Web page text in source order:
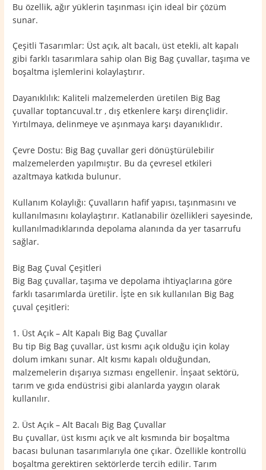
Bu özellik, ağır yüklerin taşınması için ideal bir çözüm
sunar.
Çeşitli Tasarımlar: Üst açık, alt bacalı, üst etekli, alt kapalı
gibi farklı tasarımlara sahip olan Big Bag çuvallar, taşıma ve
boşaltma işlemlerini kolaylaştırır.
Dayanıklılık: Kaliteli malzemelerden üretilen Big Bag
çuvallar toptancuval.tr , dış etkenlere karşı dirençlidir.
Yırtılmaya, delinmeye ve aşınmaya karşı dayanıklıdır.
Çevre Dostu: Big Bag çuvallar geri dönüştürülebilir
malzemelerden yapılmıştır. Bu da çevresel etkileri
azaltmaya katkıda bulunur.
Kullanım Kolaylığı: Çuvalların hafif yapısı, taşınmasını ve
kullanılmasını kolaylaştırır. Katlanabilir özellikleri sayesinde,
kullanılmadıklarında depolama alanında da yer tasarrufu
sağlar.
Big Bag Çuval Çeşitleri
Big Bag çuvallar, taşıma ve depolama ihtiyaçlarına göre
farklı tasarımlarda üretilir. İşte en sık kullanılan Big Bag
çuval çeşitleri:
1. Üst Açık – Alt Kapalı Big Bag Çuvallar
Bu tip Big Bag çuvallar, üst kısmı açık olduğu için kolay
dolum imkanı sunar. Alt kısmı kapalı olduğundan,
malzemelerin dışarıya sızması engellenir. İnşaat sektörü,
tarım ve gıda endüstrisi gibi alanlarda yaygın olarak
kullanılır.
2. Üst Açık – Alt Bacalı Big Bag Çuvallar
Bu çuvallar, üst kısmı açık ve alt kısmında bir boşaltma
bacası bulunan tasarımlarıyla öne çıkar. Özellikle kontrollü
boşaltma gerektiren sektörlerde tercih edilir. Tarım